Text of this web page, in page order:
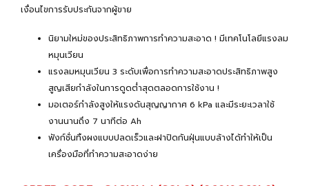
เงื่อนไขการรับประกันจากผู้ขาย
นิยามใหม่ของประสิทธิภาพการทำความสะอาด ! มีเทคโนโลยีแรงลม
หมุนเวียน
แรงลมหมุนเวียน 3 ระดับเพื่อการทำความสะอาดประสิทธิภาพสูง
สูญเสียกำลังในการดูดต่ำสุดตลอดการใช้งาน !
มอเตอร์กำลังสูงให้แรงดันสุญญากาศ 6 kPa และมีระยะเวลาใช้
งานนานถึง 7 นาทีต่อ Ah
ฟังก์ชั่นทิ้งผงแบบปลดเร็วและฝาปิดกันฝุ่นแบบล้างได้ทำให้เป็น
เครื่องมือที่ทำความสะอาดง่าย